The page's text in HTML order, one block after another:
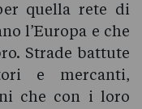
quella rete di
l’Europa e che
Strade battute
e mercanti,
che con i loro